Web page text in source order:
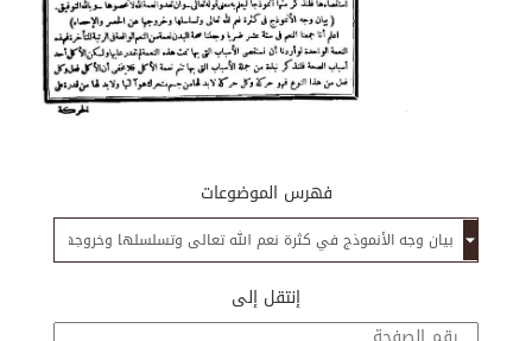
فهرس الموضوعات
إنتقل إلى